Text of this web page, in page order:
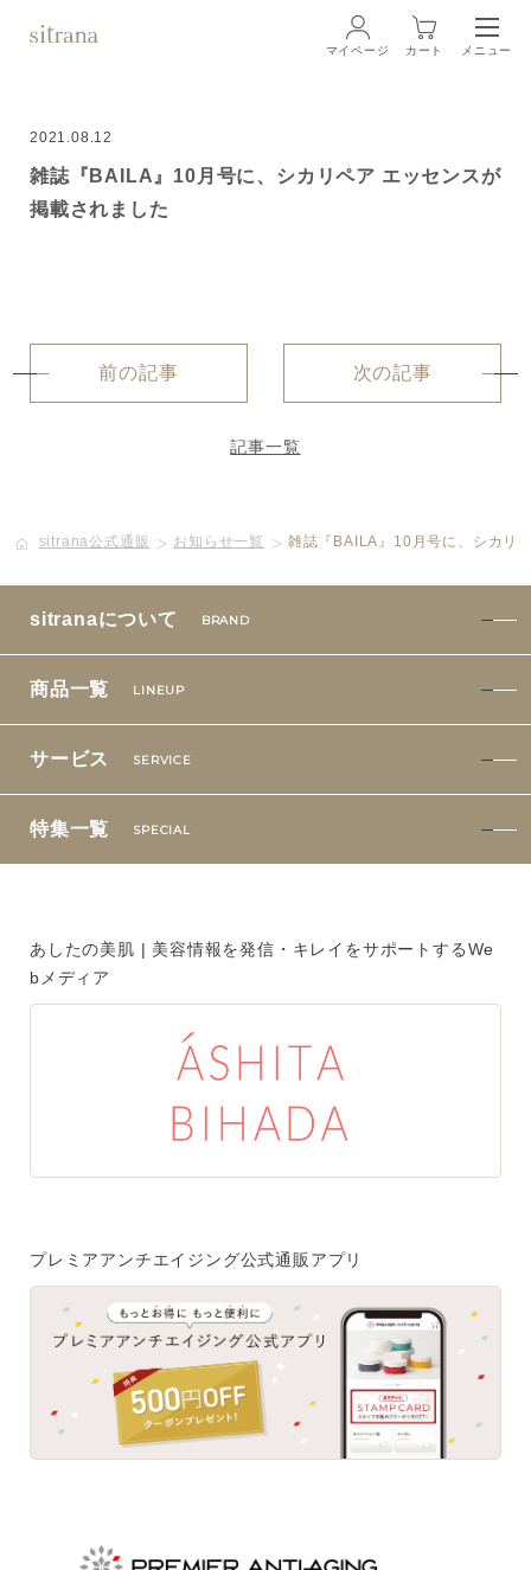
ブランド BRAND
ローション
美容液
化粧下地
サービス SERVICE
定期便サービスのご案内
よくあるお問い合せ
ベストコスメ受賞履歴
あしたの美肌 | 美容情報を発信・キレイをサポートするWe
マイページ カート メニュー
2021.08.12
雑誌『BAILA』10月号に、シカリペア エッセンスが
掲載されました
前の記事 次の記事
記事一覧
sitrana公式通販 お知らせ一覧 雑誌『BAILA』10月号に、シカリ
sitranaについて BRAND
商品一覧 LINEUP
サービス SERVICE
特集一覧 SPECIAL
あしたの美肌 | 美容情報を発信・キレイをサポートするWe
bメディア
プレミアアンチエイジング公式通販アプリ